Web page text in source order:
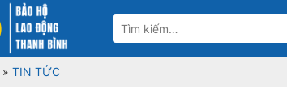
Tìm
kiếm:
» TIN TỨC